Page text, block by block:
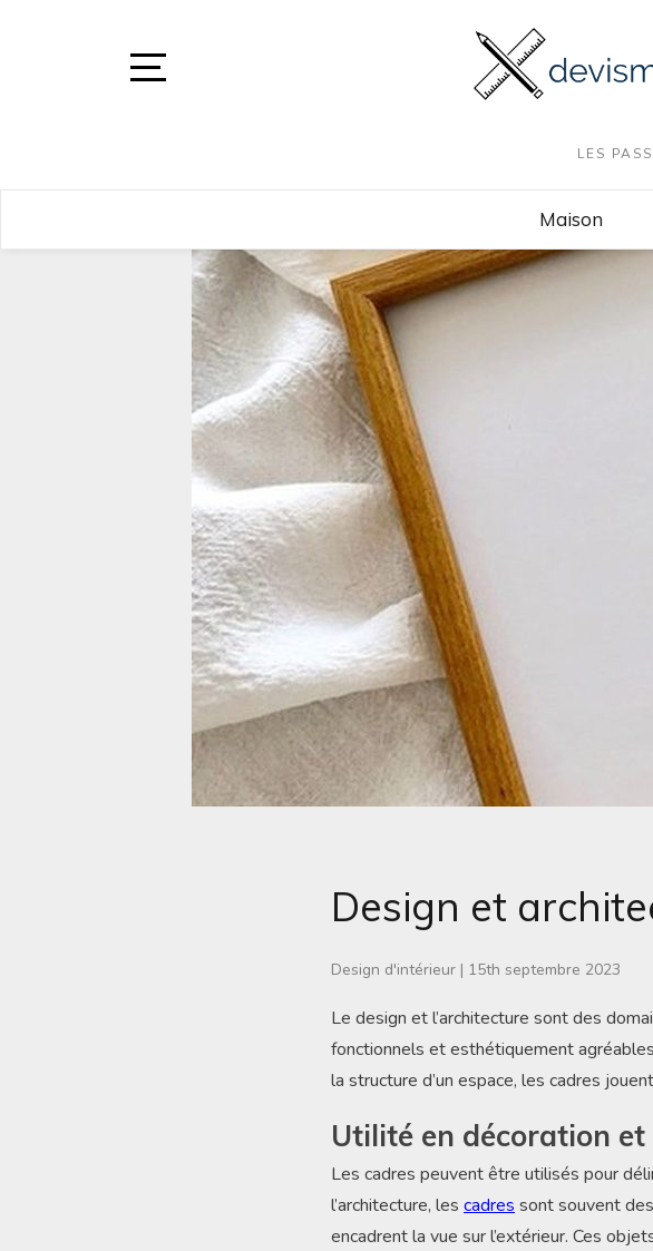
LES
Maison
Design et
Design d'intérieur | 15th septembre 2023
Le design et l’architecture sont des
fonctionnels et esthétiquement
la structure d’un espace, les cadres
Utilité en décoration et
Les cadres peuvent être utilisés pour
l’architecture, les cadres sont souvent
encadrent la vue sur l’extérieur. Ces